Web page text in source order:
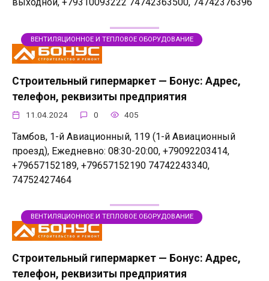
выходной, +79310093222 74742363500, 74742376396
ВЕНТИЛЯЦИОННОЕ И ТЕПЛОВОЕ ОБОРУДОВАНИЕ
Строительный гипермаркет — Бонус: Адрес,
телефон, реквизиты предприятия
11.04.2024 0 405
Тамбов, 1-й Авиационный, 119 (1-й Авиационный
проезд), Ежедневно: 08:30-20:00, +79092203414,
+79657152189, +79657152190 74742243340,
74752427464
ВЕНТИЛЯЦИОННОЕ И ТЕПЛОВОЕ ОБОРУДОВАНИЕ
Строительный гипермаркет — Бонус: Адрес,
телефон, реквизиты предприятия